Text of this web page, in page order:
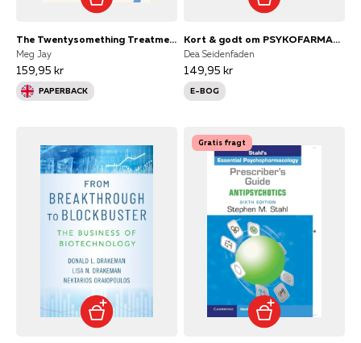
The Twentysomething Treatment
Meg Jay
159,95 kr
PAPERBACK
Kort & godt om PSYKOFARMAKA
Dea Seidenfaden
149,95 kr
E-BOG
Gratis fragt